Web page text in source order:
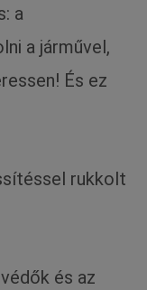
a
a járművel,
És ez
rukkolt
és az